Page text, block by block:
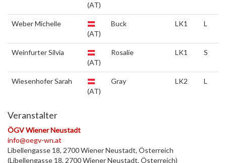
(AT)
Weber Michelle
(AT)
Buck LK1 L
Weinfurter Silvia
(AT)
Rosalie LK1 S
Wiesenhofer Sarah
(AT)
Gray LK2 L
Veranstalter
ÖGV Wiener Neustadt
info@oegv-wn.at
Libellengasse 18, 2700 Wiener Neustadt, Österreich
(Libellengasse 18, 2700 Wiener Neustadt, Österreich)